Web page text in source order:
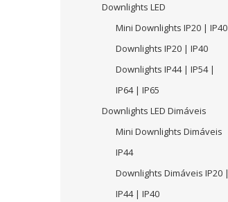
Downlights LED
Mini Downlights IP20 | IP40
Downlights IP20 | IP40
Downlights IP44 | IP54 |
IP64 | IP65
Downlights LED Dimáveis
Mini Downlights Dimáveis
IP44
Downlights Dimáveis IP20 |
IP44 | IP40